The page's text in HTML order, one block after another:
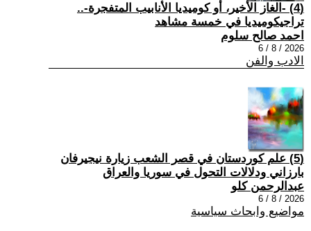
(4) -الغاز الأخير، أو كوميديا الأنابيب المتفجرة-..
تراجيكوميديا في خمسة مشاهد
احمد صالح سلوم
2026 / 8 / 6
الادب والفن
(5) علم كوردستان في قصر الشعب زيارة نيجيرفان
بارزاني ودلالات التحول في سوريا والعراق
عبدالرحمن كلو
2026 / 8 / 6
مواضيع وابحاث سياسية